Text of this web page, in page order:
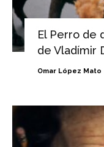
El Perro de
de Vladímir
Omar López Mato